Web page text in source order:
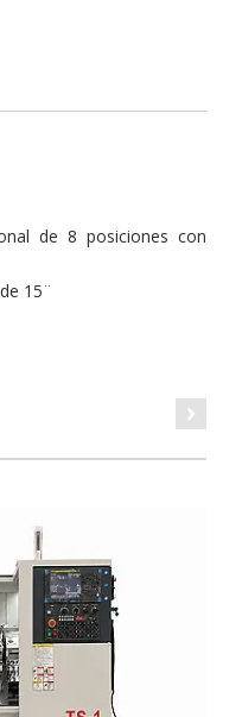
de 8 posiciones con
15¨